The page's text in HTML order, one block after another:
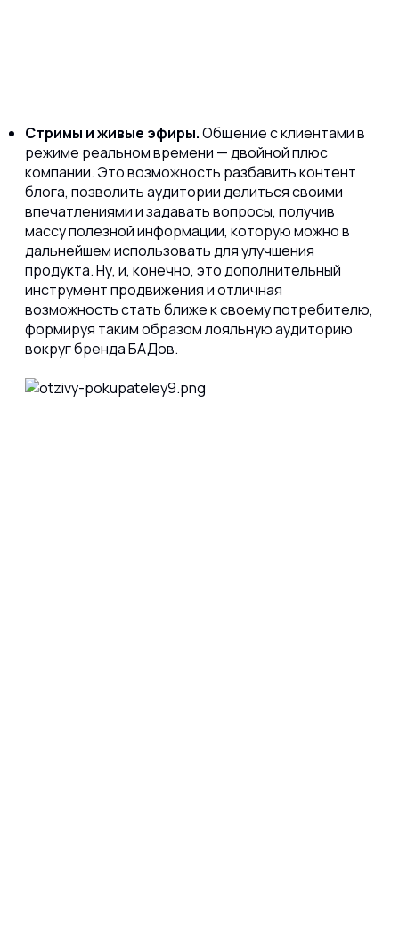
Стримы и живые эфиры.Общение с клиентами в
режиме реальном времени — двойной плюс
компании. Это возможность разбавить контент
блога, позволить аудитории делиться своими
впечатлениями и задавать вопросы, получив
массу полезной информации, которую можно в
дальнейшем использовать для улучшения
продукта. Ну, и, конечно, это дополнительный
инструмент продвижения и отличная
возможность стать ближе к своему потребителю,
формируя таким образом лояльную аудиторию
вокруг бренда БАДов.